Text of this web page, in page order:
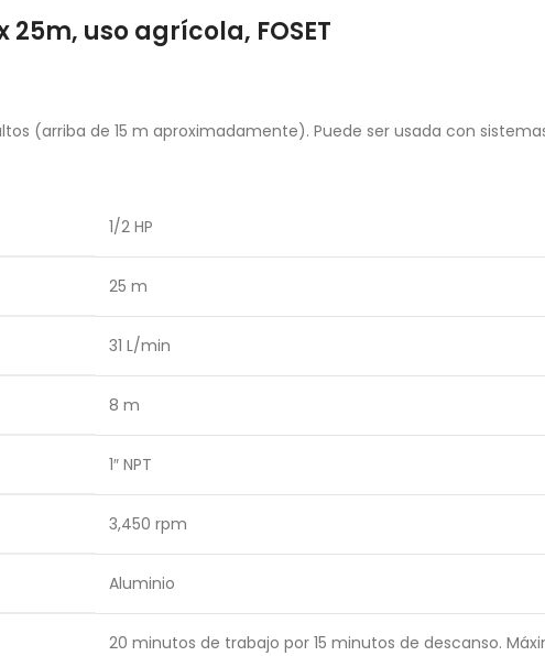
uso agrícola, FOSET
(arriba de 15 m aproximadamente). Puede ser usada con
1/2 HP
25 m
31 L/min
8 m
1″ NPT
3,450 rpm
Aluminio
20 minutos de trabajo por 15 minutos de descanso.